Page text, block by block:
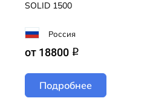
SOLID 1500
Россия
от 18800 q
Подробнее